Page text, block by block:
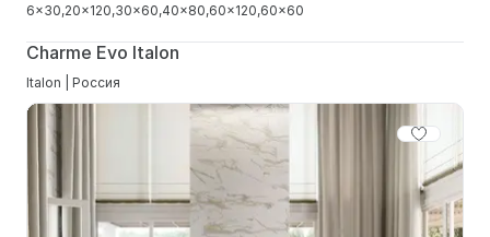
6x30 20x120 30x60 40x80 60x120 60x60
Charme Evo Italon
Italon | Россия